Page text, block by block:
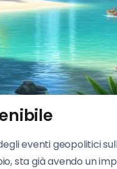
eventi geopolitici
sta già avendo un